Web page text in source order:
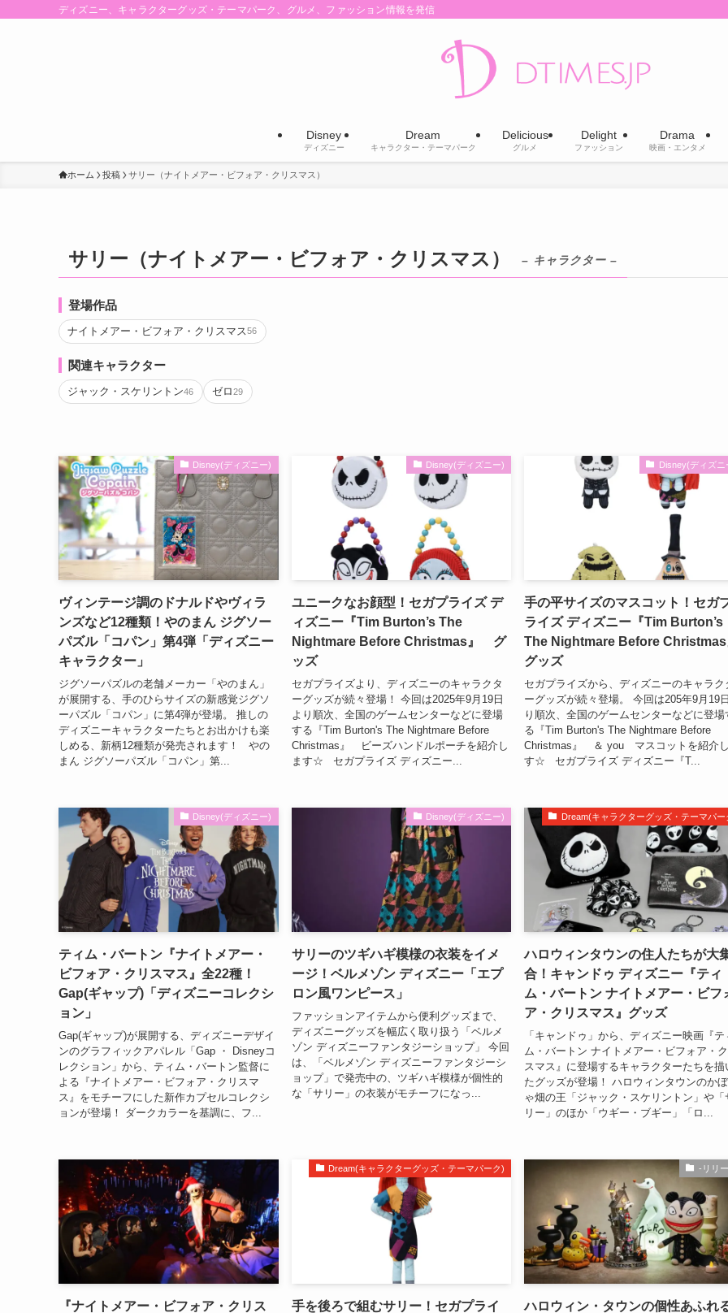
ディズニー、キャラクターグッズ・テーマパーク、グルメ、ファッション情報を発信
Disney
ディズニー
Dream
キャラクター・テーマパーク
Delicious
グルメ
Delight
ファッション
Drama
映画・エンタメ
ホーム 投稿 サリー（ナイトメアー・ビフォア・クリスマス）
サリー（ナイトメアー・ビフォア・クリスマス） – キャラクター –
登場作品
ナイトメアー・ビフォア・クリスマス56
関連キャラクター
ジャック・スケリントン46 ゼロ29
Disney(ディズニー)
ヴィンテージ調のドナルドやヴィラ
ンズなど12種類！やのまん ジグソー
パズル「コパン」第4弾「ディズニー
キャラクター」
ジグソーパズルの老舗メーカー「やのまん」
が展開する、手のひらサイズの新感覚ジグソ
ーパズル「コパン」に第4弾が登場。 推しの
ディズニーキャラクターたちとお出かけも楽
しめる、新柄12種類が発売されます！ やの
まん ジグソーパズル「コパン」第...
Disney(ディズニー)
ユニークなお顔型！セガプライズ デ
ィズニー『Tim Burton’s The
Nightmare Before Christmas』 グ
ッズ
セガプライズより、ディズニーのキャラクタ
ーグッズが続々登場！ 今回は2025年9月19日
より順次、全国のゲームセンターなどに登場
する『Tim Burton's The Nightmare Before
Christmas』 ビーズハンドルポーチを紹介し
ます☆ セガプライズ ディズニー...
Disney(ディズニ
手の平サイズのマスコット！セガ
ライズ ディズニー『Tim Burton’s
The Nightmare Before Christmas
グッズ
セガプライズから、ディズニーのキャラク
ーグッズが続々登場。 今回は205年9月19
り順次、全国のゲームセンターなどに登場
る『Tim Burton's The Nightmare Before
Christmas』 ＆ you マスコットを紹介
す☆ セガプライズ ディズニー『T...
Disney(ディズニー)
ティム・バートン『ナイトメアー・
ビフォア・クリスマス』全22種！
Gap(ギャップ)「ディズニーコレクシ
ョン」
Gap(ギャップ)が展開する、ディズニーデザイ
ンのグラフィックアパレル「Gap ・ Disneyコ
レクション」から、ティム・バートン監督に
よる『ナイトメアー・ビフォア・クリスマ
ス』をモチーフにした新作カプセルコレクシ
ョンが登場！ ダークカラーを基調に、フ...
Disney(ディズニー)
サリーのツギハギ模様の衣装をイメ
ージ！ベルメゾン ディズニー「エプ
ロン風ワンピース」
ファッションアイテムから便利グッズまで、
ディズニーグッズを幅広く取り扱う「ベルメ
ゾン ディズニーファンタジーショップ」 今回
は、「ベルメゾン ディズニーファンタジーシ
ョップ」で発売中の、ツギハギ模様が個性的
な「サリー」の衣装がモチーフになっ...
Dream(キャラクターグッズ・テーマパー
ハロウィンタウンの住人たちが大
合！キャンドゥ ディズニー『ティ
ム・バートン ナイトメアー・ビフ
ア・クリスマス』グッズ
「キャンドゥ」から、ディズニー映画『テ
ム・バートン ナイトメアー・ビフォア・ク
スマス』に登場するキャラクターたちを描
たグッズが登場！ ハロウィンタウンのか
ゃ畑の王「ジャック・スケリントン」や「
リー」のほか「ウギー・ブギー」「ロ...
『ナイトメアー・ビフォア・クリス
Dream(キャラクターグッズ・テーマパーク)
手を後ろで組むサリー！セガプライ
-リリ
ハロウィン・タウンの個性あふれ